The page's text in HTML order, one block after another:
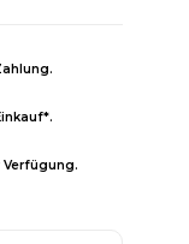
Verfügung.